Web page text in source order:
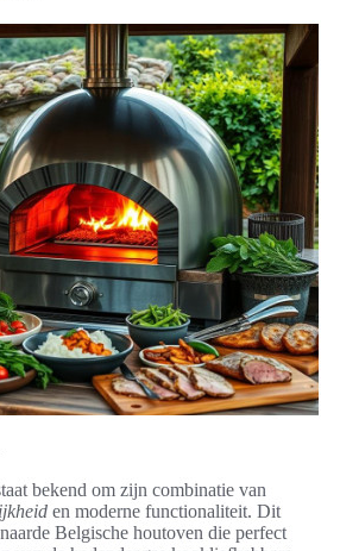
bekend om zijn combinatie van
en moderne functionaliteit. Dit
Belgische houtoven die perfect